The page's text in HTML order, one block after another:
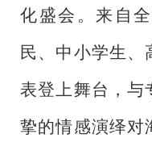
化盛会。来自
民、中小学生
表登上舞台，与
挚的情感演绎对